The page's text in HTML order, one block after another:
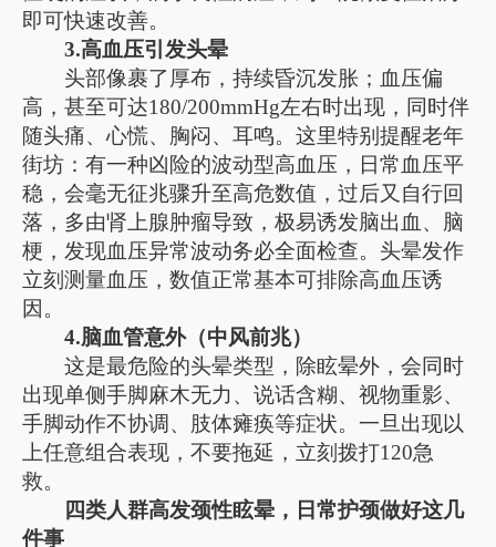
即可快速改善。
3.高血压引发头晕
头部像裹了厚布，持续昏沉发胀；血压偏
高，甚至可达180/200mmHg左右时出现，同时伴
随头痛、心慌、胸闷、耳鸣。这里特别提醒老年
街坊：有一种凶险的波动型高血压，日常血压平
稳，会毫无征兆骤升至高危数值，过后又自行回
落，多由肾上腺肿瘤导致，极易诱发脑出血、脑
梗，发现血压异常波动务必全面检查。头晕发作
立刻测量血压，数值正常基本可排除高血压诱
因。
4.脑血管意外（中风前兆）
这是最危险的头晕类型，除眩晕外，会同时
出现单侧手脚麻木无力、说话含糊、视物重影、
手脚动作不协调、肢体瘫痪等症状。一旦出现以
上任意组合表现，不要拖延，立刻拨打120急
救。
四类人群高发颈性眩晕，日常护颈做好这几
件事